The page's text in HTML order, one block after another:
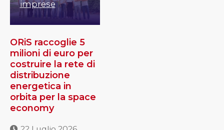
imprese
ORiS raccoglie 5
milioni di euro per
costruire la rete di
distribuzione
energetica in
orbita per la space
economy